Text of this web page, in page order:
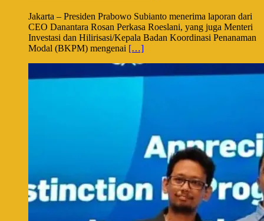
Jakarta – Presiden Prabowo Subianto menerima laporan dari
CEO Danantara Rosan Perkasa Roeslani, yang juga Menteri
Investasi dan Hilirisasi/Kepala Badan Koordinasi Penanaman
Modal (BKPM) mengenai […]